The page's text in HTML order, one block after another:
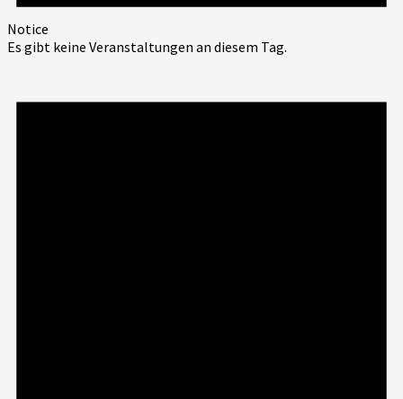
Notice
Es gibt keine Veranstaltungen an diesem Tag.